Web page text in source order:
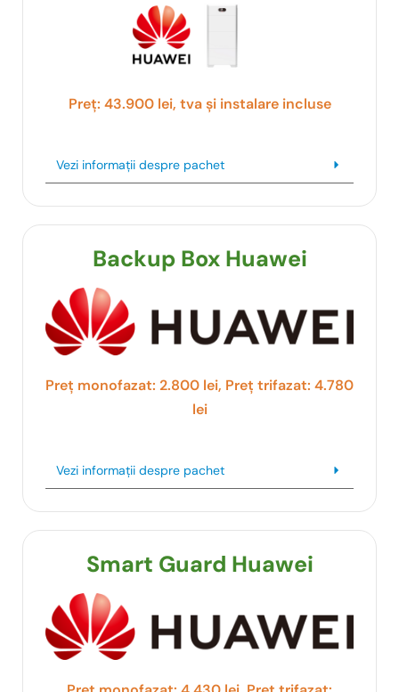
Preț: 43.900 lei, tva și instalare incluse
Vezi informații despre pachet
Backup Box Huawei
Preț monofazat: 2.800 lei, Preț trifazat: 4.780
lei
Vezi informații despre pachet
Smart Guard Huawei